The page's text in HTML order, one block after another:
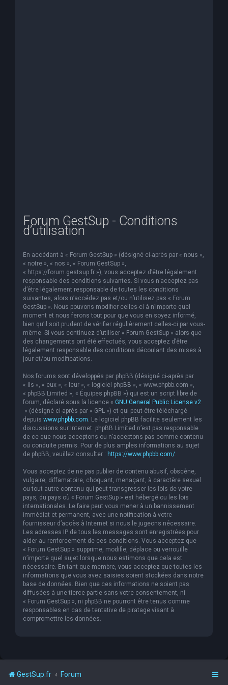
Forum GestSup - Conditions
d’utilisation
En accédant à « Forum GestSup » (désigné ci-après par « nous »,
« notre », « nos », « Forum GestSup »,
« https://forum.gestsup.fr »), vous acceptez d’être légalement
responsable des conditions suivantes. Si vous n’acceptez pas
d’être légalement responsable de toutes les conditions
suivantes, alors n’accédez pas et/ou n’utilisez pas « Forum
GestSup ». Nous pouvons modifier celles-ci à n’importe quel
moment et nous ferons tout pour que vous en soyez informé,
bien qu’il soit prudent de vérifier régulièrement celles-ci par vous-
même. Si vous continuez d’utiliser « Forum GestSup » alors que
des changements ont été effectués, vous acceptez d’être
légalement responsable des conditions découlant des mises à
jour et/ou modifications.
Nos forums sont développés par phpBB (désigné ci-après par
« ils », « eux », « leur », « logiciel phpBB », « www.phpbb.com »,
« phpBB Limited », « Équipes phpBB ») qui est un script libre de
forum, déclaré sous la licence « GNU General Public License v2
» (désigné ci-après par « GPL ») et qui peut être téléchargé
depuis www.phpbb.com . Le logiciel phpBB facilite seulement les
discussions sur Internet. phpBB Limited n’est pas responsable
de ce que nous acceptons ou n’acceptons pas comme contenu
ou conduite permis. Pour de plus amples informations au sujet
de phpBB, veuillez consulter : https://www.phpbb.com/
Vous acceptez de ne pas publier de contenu abusif, obscène,
vulgaire, diffamatoire, choquant, menaçant, à caractère sexuel
ou tout autre contenu qui peut transgresser les lois de votre
pays, du pays où « Forum GestSup » est hébergé ou les lois
internationales. Le faire peut vous mener à un bannissement
immédiat et permanent, avec une notification à votre
fournisseur d’accès à Internet si nous le jugeons nécessaire.
Les adresses IP de tous les messages sont enregistrées pour
aider au renforcement de ces conditions. Vous acceptez que
« Forum GestSup » supprime, modifie, déplace ou verrouille
n’importe quel sujet lorsque nous estimons que cela est
nécessaire. En tant que membre, vous acceptez que toutes les
informations que vous avez saisies soient stockées dans notre
base de données. Bien que ces informations ne soient pas
diffusées à une tierce partie sans votre consentement, ni
« Forum GestSup », ni phpBB ne pourront être tenus comme
responsables en cas de tentative de piratage visant à
compromettre les données.
GestSup.fr Forum